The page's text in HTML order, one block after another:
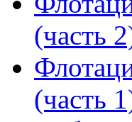
(часть
(часть